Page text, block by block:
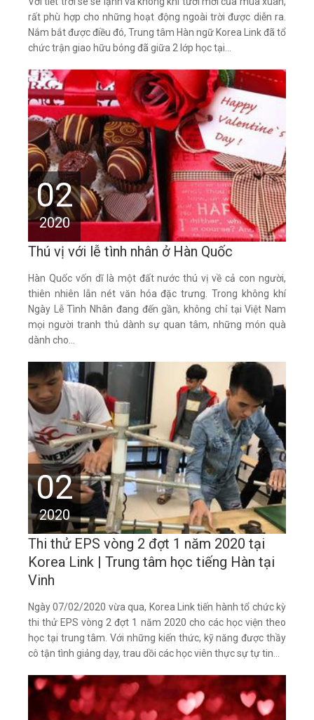
rất phù hợp cho những hoạt động ngoài trời được diễn ra.
Nắm bắt được điều đó, Trung tâm Hàn ngữ Korea Link đã tổ
chức trận giao hữu bóng đã giữa 2 lớp học tại...
02
2020
Thú vị với lễ tình nhân ở Hàn Quốc
Hàn Quốc vốn dĩ là một đất nước thú vị về cả con người,
thiên nhiên lẫn nét văn hóa đặc trưng. Trong không khí
Ngày Lễ Tình Nhân đang đến gần, không chỉ tại Việt Nam
mọi người tranh thủ dành sự quan tâm, những món quà
dành cho...
02
2020
Thi thử EPS vòng 2 đợt 1 năm 2020 tại
Korea Link | Trung tâm học tiếng Hàn tại
Vinh
Ngày 07/02/2020 vừa qua, Korea Link tiến hành tổ chức kỳ
thi thử EPS vòng 2 đợt 1 năm 2020 cho các học viện theo
học tại trung tâm. Với những kiến thức, kỹ năng được thầy
cô tận tình giảng dạy, trau dồi các học viên thực sự tự tin...